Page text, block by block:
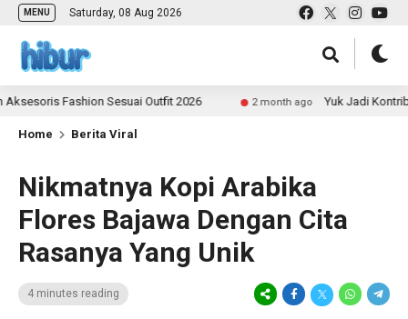
MENU Saturday, 08 Aug 2026
Sesuai Outfit 2026 2 month ago Yuk Jadi Kontributor
Home Berita Viral
Nikmatnya Kopi Arabika
Flores Bajawa Dengan Cita
Rasanya Yang Unik
4 minutes reading